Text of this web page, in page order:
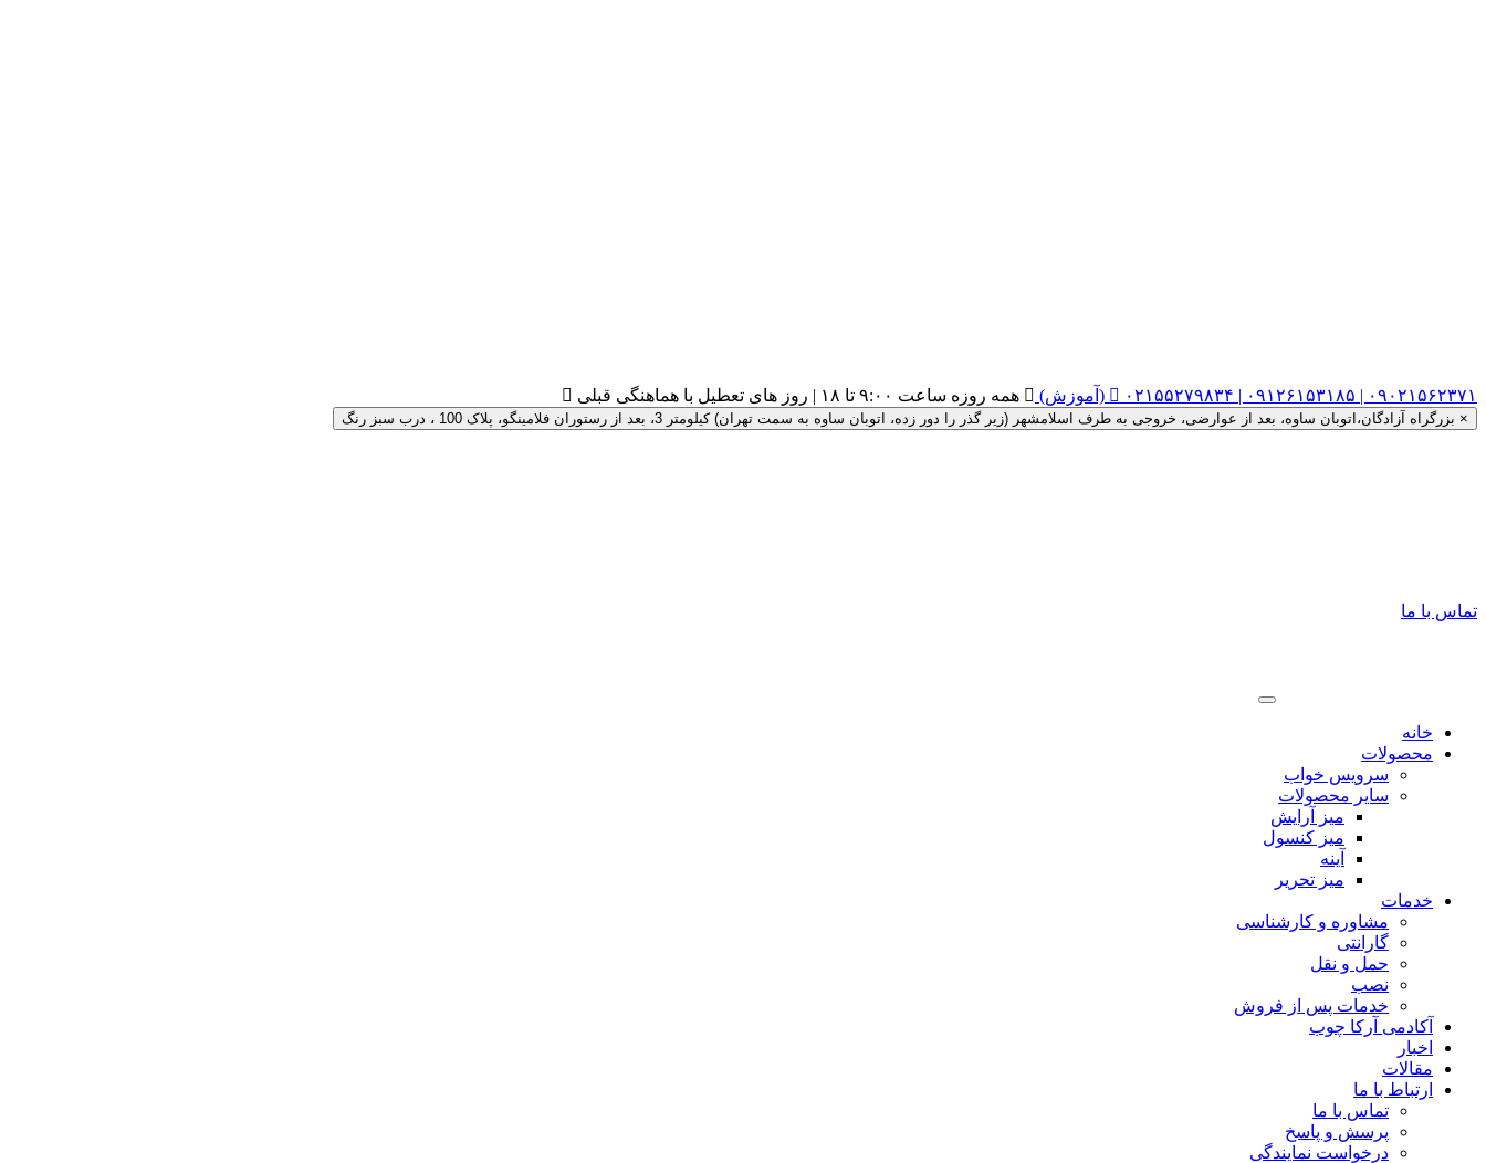
 ۰۲۱۵۵۲۷۹۸۳۴ | ۰۹۱۲۶۱۵۳۱۸۵ | ۰۹۰۲۱۵۶۲۳۷۱ (آموزش)  همه روزه ساعت ۹:۰۰ تا ۱۸ | روز های تعطیل با هماهنگی قبلی 
× بزرگراه آزادگان،اتوبان ساوه، بعد از عوارضی، خروجی به طرف اسلامشهر (زیر گذر را دور زده، اتوبان ساوه به سمت تهران) کیلومتر 3، بعد از رستوران فلامینگو، پلاک 100 ، درب سبز رنگ
تماس با ما
خانه
محصولات
سرویس خواب
سایر محصولات
میز آرایش
میز کنسول
آینه
میز تحریر
خدمات
مشاوره و کارشناسی
گارانتی
حمل و نقل
نصب
خدمات پس از فروش
آکادمی آرکا چوب
اخبار
مقالات
ارتباط با ما
تماس با ما
پرسش و پاسخ
درخواست نمایندگی